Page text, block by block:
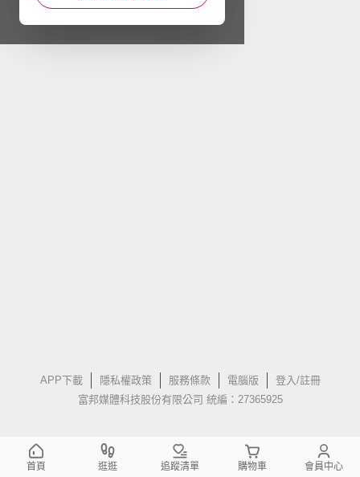
APP下載 隱私權政策 服務條款 電腦版
登入/註冊
富邦媒體科技股份有限公司 統編：27365925
首頁 逛逛 追蹤清單 購物車 會員中心